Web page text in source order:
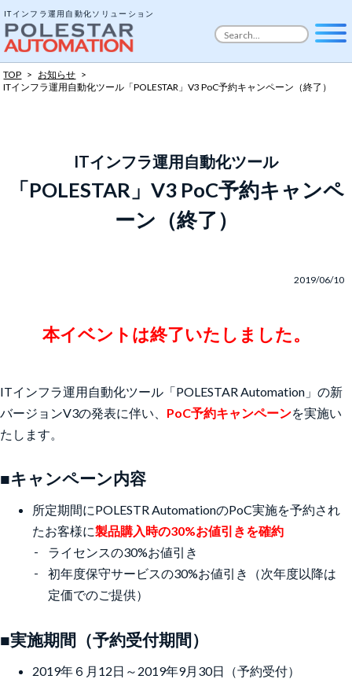
ITインフラ運用自動化ソリューション
TOP > お知らせ >
ITインフラ運用自動化ツール 「POLESTAR」V3 PoC予約キャンペーン（終了）
ITインフラ運用自動化ツール
「POLESTAR」V3 PoC予約キャンペ
ーン（終了）
2019/06/10
本イベントは終了いたしました。
ITインフラ運用自動化ツール「POLESTAR Automation」の新
バージョンV3の発表に伴い、 PoC予約キャンペーンを実施い
たします。
■キャンペーン内容
所定期間にPOLESTR AutomationのPoC実施を予約され
たお客様に製品購入時の30%お値引きを確約
ライセンスの30%お値引き
初年度保守サービスの30%お値引き（次年度以降は
定価でのご提供）
■実施期間（予約受付期間）
2019年６月12日～2019年9月30日（予約受付）